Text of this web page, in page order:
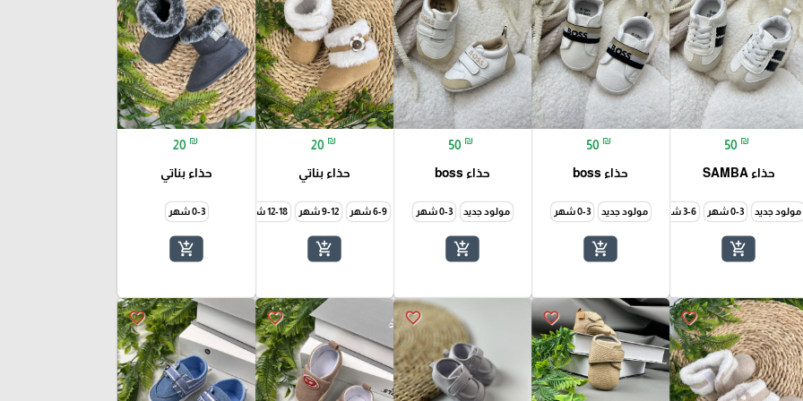
50 ₪
حذاء SAMBA
مولود جديد 0-3 شهر 3-6 شهر 6-12 شهر
add_shopping_cart
50 ₪
حذاء boss
مولود جديد 0-3 شهر
add_shopping_cart
50 ₪
حذاء boss
مولود جديد 0-3 شهر
add_shopping_cart
20 ₪
حذاء بناتي
6-9 شهر 9-12 شهر 12-18 شهر
add_shopping_cart
20 ₪
حذاء بناتي
0-3 شهر
add_shopping_cart
favorite_border
favorite_border
favorite_border
favorite_border
favorite_border